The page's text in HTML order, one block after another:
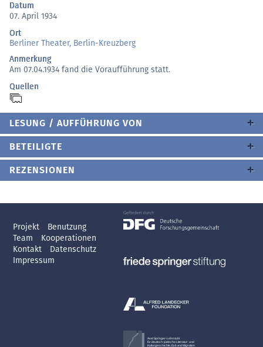
Datum
07. April 1934
Ort
Berliner Theater, Berlin-Kreuzberg
Anmerkung
Am 07.04.1934 fand die Voraufführung statt.
Quellen
LESUNG / AUFFÜHRUNG VON
BETEILIGTE
REZENSIONEN
Projekt
Benutzung
Team
Kooperationen
Kontakt
Datenschutz
Impressum
Axel Springer-Lehrstuhl
für deutsch-jüdische Literatur- und
Kulturgeschichte, Exil und Migration